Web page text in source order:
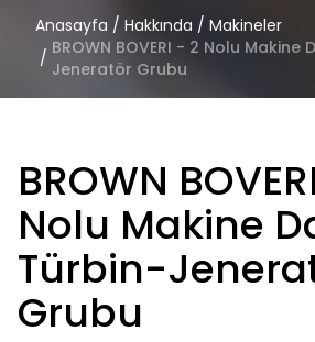
Anasayfa / Hakkında / Makineler
/ BROWN BOVERI - 2 Nolu Makine
Jeneratör Grubu
BROWN
Nolu Makine
Türbin-
Grubu